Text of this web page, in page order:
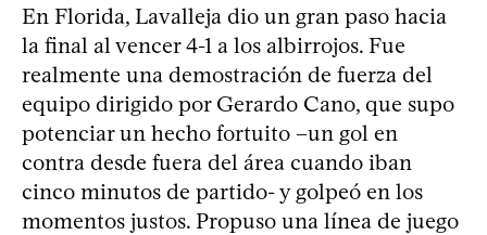
En Florida, Lavalleja dio un gran paso hacia
la final al vencer 4-1 a los albirrojos. Fue
realmente una demostración de fuerza del
equipo dirigido por Gerardo Cano, que supo
potenciar un hecho fortuito –un gol en
contra desde fuera del área cuando iban
cinco minutos de partido- y golpeó en los
momentos justos. Propuso una línea de juego